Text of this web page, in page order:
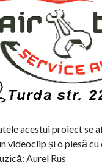
acestui proiect se
videoclip și o piesă cu
Aurel Rus